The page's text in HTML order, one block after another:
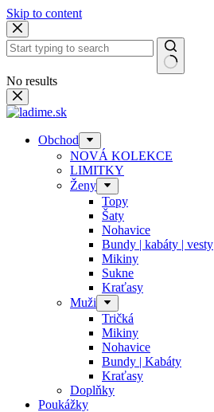
Skip to content
No results
Obchod
NOVÁ KOLEKCE
LIMITKY
Ženy
Topy
Šaty
Nohavice
Bundy | kabáty | vesty
Mikiny
Sukne
Kraťasy
Muži
Tričká
Mikiny
Nohavice
Bundy | Kabáty
Kraťasy
Doplňky
Poukážky